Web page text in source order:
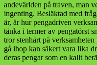
andevärlden på traven, man
ingenting. Besläktad med
är, är hur pengadriven
tänka i termer av pengatörst
tror stenhårt på
gå ihop kan säkert vara lika
deras pengar som en kallt